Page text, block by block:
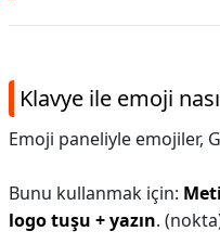
Klavye ile emoji
Emoji paneliyle emojiler,
Bunu kullanmak için:
logo tuşu + yazın.